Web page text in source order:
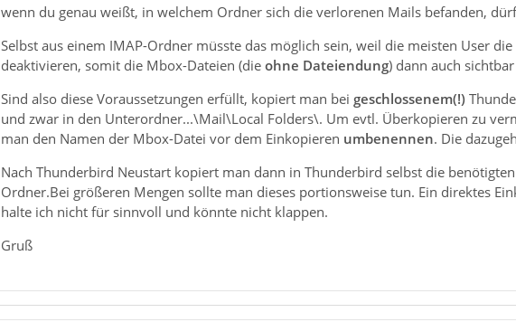
wenn du genau weißt, in welchem Ordner sich die verlorenen Mails befanden,
Selbst aus einem IMAP-Ordner müsste das möglich sein, weil die meisten User
deaktivieren, somit die Mbox-Dateien (die ohne Dateiendung) dann auch
Sind also diese Voraussetzungen erfüllt, kopiert man bei geschlossenem(!)
und zwar in den Unterordner...\Mail\Local Folders\. Um evtl. Überkopieren zu
man den Namen der Mbox-Datei vor dem Einkopieren umbenennen. Die
Nach Thunderbird Neustart kopiert man dann in Thunderbird selbst die
Ordner.Bei größeren Mengen sollte man dieses portionsweise tun. Ein direktes
halte ich nicht für sinnvoll und könnte nicht klappen.
Gruß